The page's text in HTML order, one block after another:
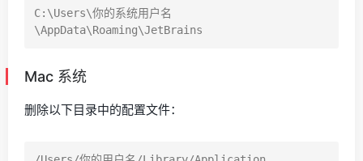
C:\Users\你的系统用户名
Mac 系统
删除以下目录中的配置文件：